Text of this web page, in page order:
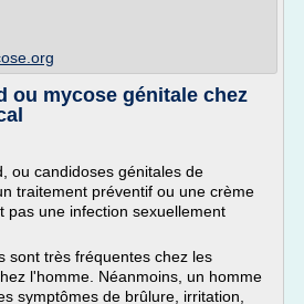
ou mycose génitale chez
ou candidoses génitales de
traitement préventif ou une crème
pas une infection sexuellement
sont très fréquentes chez les
l'homme. Néanmoins, un homme
symptômes de brûlure, irritation,